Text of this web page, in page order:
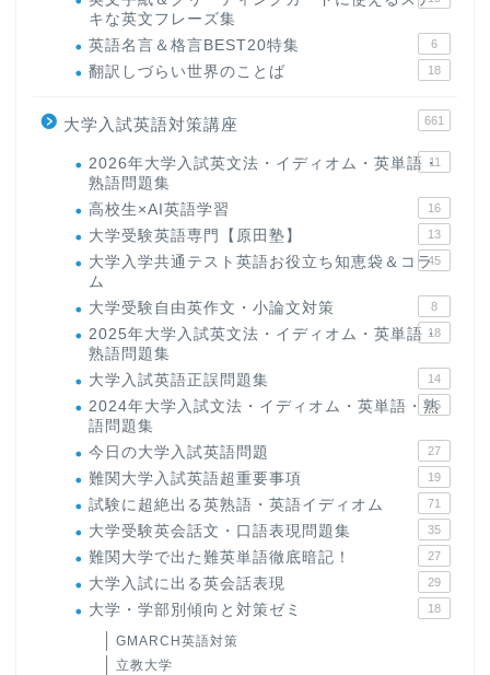
キな英文フレーズ集
英語名言＆格言BEST20特集 6
翻訳しづらい世界のことば 18
大学入試英語対策講座 661
2026年大学入試英文法・イディオム・英単語・
熟語問題集
11
高校生×AI英語学習 16
大学受験英語専門【原田塾】 13
大学入学共通テスト英語お役立ち知恵袋＆コラ
ム
45
大学受験自由英作文・小論文対策 8
2025年大学入試英文法・イディオム・英単語・
熟語問題集
18
大学入試英語正誤問題集 14
2024年大学入試文法・イディオム・英単語・熟
語問題集
15
今日の大学入試英語問題 27
難関大学入試英語超重要事項 19
試験に超絶出る英熟語・英語イディオム 71
大学受験英会話文・口語表現問題集 35
難関大学で出た難英単語徹底暗記！ 27
大学入試に出る英会話表現 29
大学・学部別傾向と対策ゼミ 18
GMARCH英語対策
立教大学